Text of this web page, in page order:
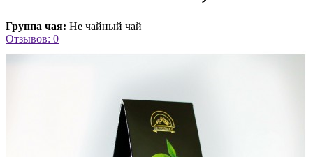
Группа чая: Не чайный чай
Отзывов: 0